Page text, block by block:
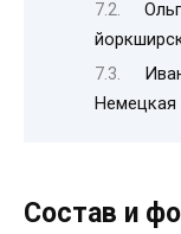
Немецкая
Состав и